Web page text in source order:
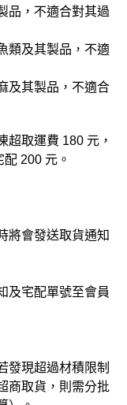
品，不適合對其過
類及其製品，不適
及其製品，不適合
超取運費 180 元，
200 元。
將會發送取貨通知
及宅配單號至會員
發現超過材積限制
商取貨，則需分批